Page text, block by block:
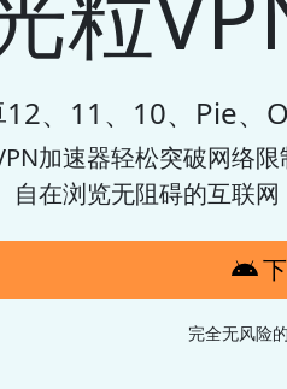
12、11、10、Pie
加速器轻松突破网络
自在浏览无阻碍的互联
完全无风险